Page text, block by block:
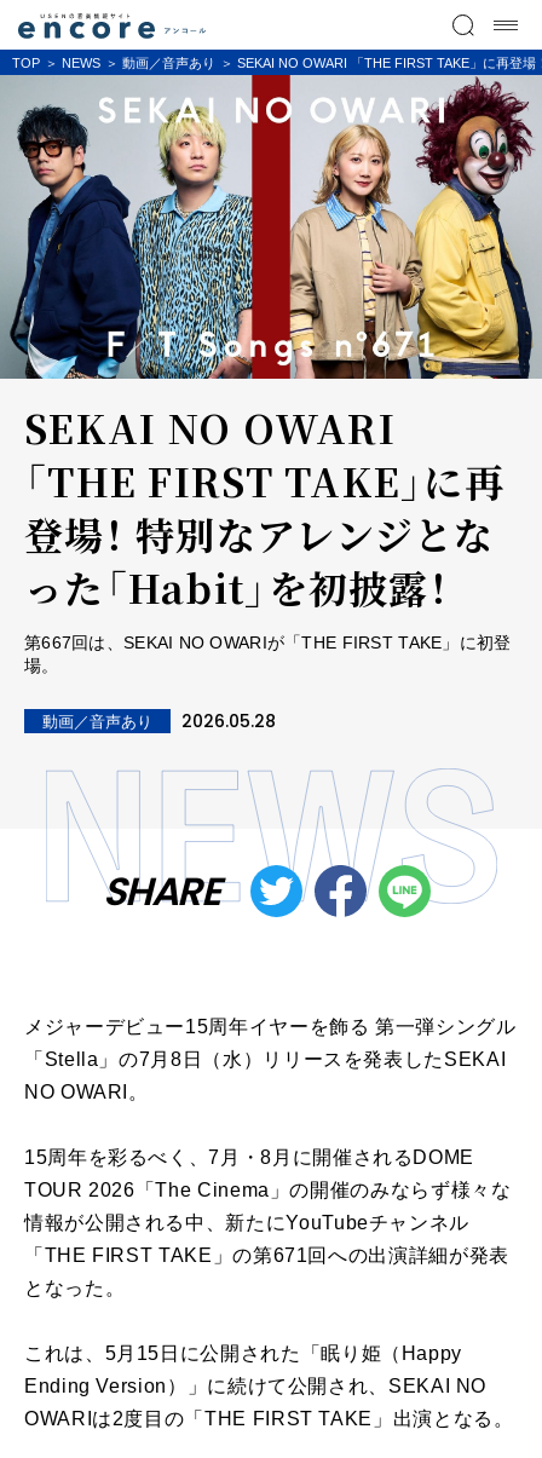
TOP NEWS 動画／音声あり SEKAI NO OWARI 「THE FIRST TAKE」に再登
SEKAI NO OWARI
「THE FIRST TAKE」に再
登場！ 特別なアレンジとな
った「Habit」を初披露！
第667回は、SEKAI NO OWARIが「THE FIRST TAKE」に初登
場。
動画／音声あり 2026.05.28
SHARE
メジャーデビュー15周年イヤーを飾る 第一弾シングル
「Stella」の7月8日（水）リリースを発表したSEKAI
NO OWARI。
15周年を彩るべく、7月・8月に開催されるDOME
TOUR 2026「The Cinema」の開催のみならず様々な
情報が公開される中、新たにYouTubeチャンネル
「THE FIRST TAKE」の第671回への出演詳細が発表
となった。
これは、5月15日に公開された「眠り姫（Happy
Ending Version）」に続けて公開され、SEKAI NO
OWARIは2度目の「THE FIRST TAKE」出演となる。